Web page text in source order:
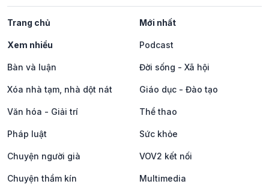
Trang chủ Mới nhất
Xem nhiều Podcast
Bàn và luận Đời sống - Xã hội
Xóa nhà tạm, nhà dột nát Giáo dục - Đào tạo
Văn hóa - Giải trí Thể thao
Pháp luật Sức khỏe
Chuyện người già VOV2 kết nối
Chuyện thầm kín Multimedia